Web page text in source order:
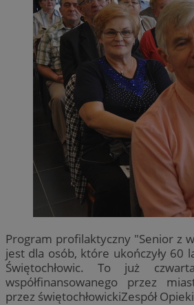
Program profilaktyczny "Senior z
jest dla osób, które ukończyły 60
Świętochłowic. To już
współfinansowanego przez
przez świętochłowickiZespół